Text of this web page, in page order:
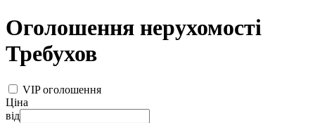
Оголошення нерухомості
Требухов
VIP оголошення
Ціна
від